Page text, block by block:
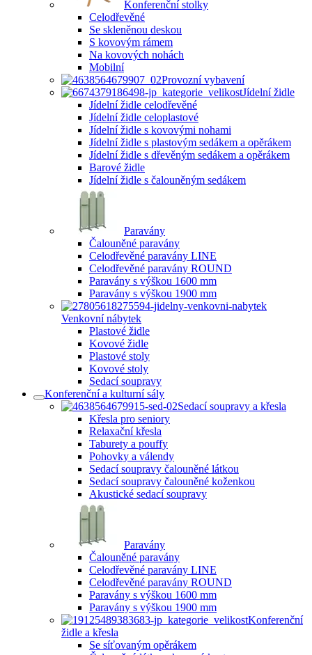
Konferenční stolky
Celodřevěné
Se skleněnou deskou
S kovovým rámem
Na kovových nohách
Mobilní
Provozní vybavení
Jídelní židle
Jídelní židle celodřevěné
Jídelní židle celoplastové
Jídelní židle s kovovými nohami
Jídelní židle s plastovým sedákem a opěrákem
Jídelní židle s dřevěným sedákem a opěrákem
Barové židle
Jídelní židle s čalouněným sedákem
Paravány
Čalouněné paravány
Celodřevěné paravány LINE
Celodřevěné paravány ROUND
Paravány s výškou 1600 mm
Paravány s výškou 1900 mm
Venkovní nábytek
Plastové židle
Kovové židle
Plastové stoly
Kovové stoly
Sedací soupravy
Konferenční a kulturní sály
Sedací soupravy a křesla
Křesla pro seniory
Relaxační křesla
Taburety a pouffy
Pohovky a válendy
Sedací soupravy čalouněné látkou
Sedací soupravy čalouněné koženkou
Akustické sedací soupravy
Paravány
Čalouněné paravány
Celodřevěné paravány LINE
Celodřevěné paravány ROUND
Paravány s výškou 1600 mm
Paravány s výškou 1900 mm
Konferenční
židle a křesla
Se síťovaným opěrákem